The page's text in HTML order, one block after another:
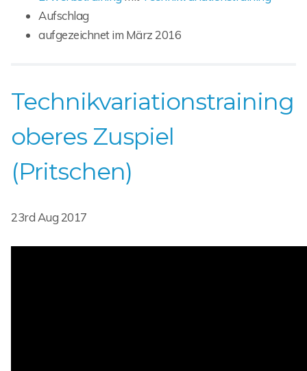
Aufschlag
aufgezeichnet im März 2016
Technikvariationstraining
oberes Zuspiel
(Pritschen)
23rd Aug 2017